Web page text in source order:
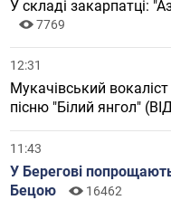
У складі закарпатці:
7769
12:31
Мукачівський
пісню "Білий янгол"
11:43
У Берегові
Бецою
16462